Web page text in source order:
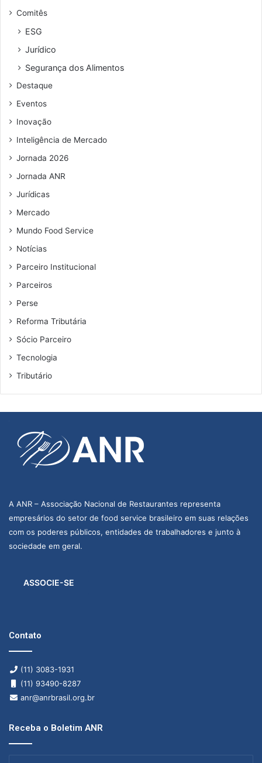
e
e
e
a
i
Comitês
ESG
Jurídico
Segurança dos Alimentos
Destaque
Eventos
Inovação
Inteligência de Mercado
Jornada 2026
Jornada ANR
Jurídicas
Mercado
Mundo Food Service
Notícias
Parceiro Institucional
Parceiros
Perse
Reforma Tributária
Sócio Parceiro
Tecnologia
Tributário
A ANR – Associação Nacional de Restaurantes representa
empresários do setor de food service brasileiro em suas relações
com os poderes públicos, entidades de trabalhadores e junto à
sociedade em geral.
ASSOCIE-SE
Contato
(11) 3083-1931
(11) 93490-8287
anr@anrbrasil.org.br
Receba o Boletim ANR